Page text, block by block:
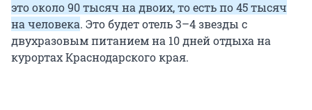
это около 90 тысяч на двоих, то есть по 45 тысяч
на человека. Это будет отель 3–4 звезды с
двухразовым питанием на 10 дней отдыха на
курортах Краснодарского края.